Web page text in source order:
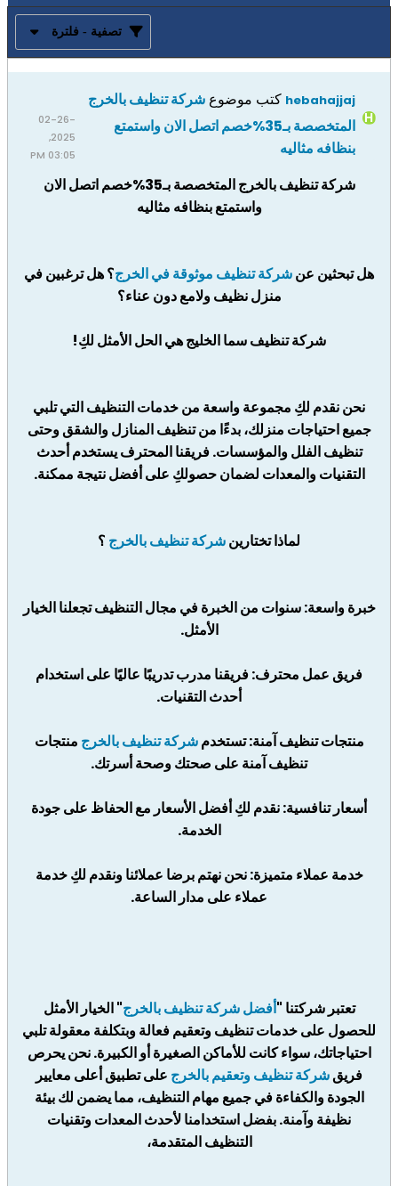
تصفية - فلترة
hebahajjaj كتب موضوعشركة تنظيف بالخرج
المتخصصة بـ35%خصم اتصل الان واستمتع
بنظافه مثاليه
02-26-
2025,
03:05 PM
شركة تنظيف بالخرج المتخصصة بـ35%خصم اتصل الان
واستمتع بنظافه مثاليه
هل تبحثين عنشركة تنظيف موثوقة في الخرج؟ هل ترغبين في
منزل نظيف ولامع دون عناء؟
شركة تنظيف سما الخليج هي الحل الأمثل لكِ!
نحن نقدم لكِ مجموعة واسعة من خدمات التنظيف التي تلبي
جميع احتياجات منزلك، بدءًا من تنظيف المنازل والشقق وحتى
تنظيف الفلل والمؤسسات. فريقنا المحترف يستخدم أحدث
التقنيات والمعدات لضمان حصولكِ على أفضل نتيجة ممكنة.
لماذا تختارينشركة تنظيف بالخرج ؟
خبرة واسعة: سنوات من الخبرة في مجال التنظيف تجعلنا الخيار
الأمثل.
فريق عمل محترف: فريقنا مدرب تدريبًا عاليًا على استخدام
أحدث التقنيات.
منتجات تنظيف آمنة: تستخدمشركة تنظيف بالخرج منتجات
تنظيف آمنة على صحتك وصحة أسرتك.
أسعار تنافسية: نقدم لكِ أفضل الأسعار مع الحفاظ على جودة
الخدمة.
خدمة عملاء متميزة: نحن نهتم برضا عملائنا ونقدم لكِ خدمة
عملاء على مدار الساعة.
تعتبر شركتنا "أفضل شركة تنظيف بالخرج" الخيار الأمثل
للحصول على خدمات تنظيف وتعقيم فعالة وبتكلفة معقولة تلبي
احتياجاتك، سواء كانت للأماكن الصغيرة أو الكبيرة. نحن يحرص
فريقشركة تنظيف وتعقيم بالخرج على تطبيق أعلى معايير
الجودة والكفاءة في جميع مهام التنظيف، مما يضمن لك بيئة
نظيفة وآمنة. بفضل استخدامنا لأحدث المعدات وتقنيات
التنظيف المتقدمة،